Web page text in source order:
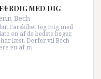
MED DIG
Bech
Farskibet tog mig med
en af de bedste bøger,
læst. Derfor vil Bech
en af m